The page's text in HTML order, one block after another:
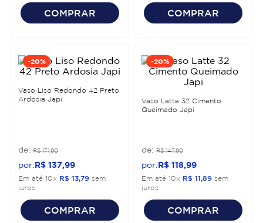
COMPRAR COMPRAR
-20%
Vaso Liso Redondo 42 Preto
Ardosia Japi
R$ 171,90
R$ 137 99
Em até 10x R$ 13 79 sem
juros
COMPRAR
-20%
Vaso Latte 32 Cimento
Queimado Japi
R$ 147,90
R$ 118 99
Em até 10x R$ 11 89 sem
juros
COMPRAR